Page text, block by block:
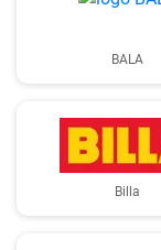
BALA
Billa